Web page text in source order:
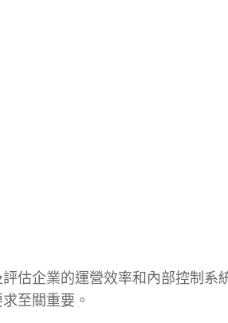
估企業的運營效率和內部控制系
至關重要。